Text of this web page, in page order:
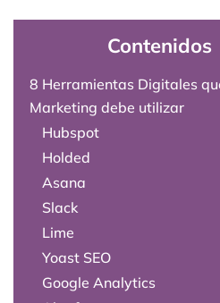
Contenidos
8 Herramientas Digitales
Marketing debe utilizar
Hubspot
Holded
Asana
Slack
Lime
Yoast SEO
Google Analytics